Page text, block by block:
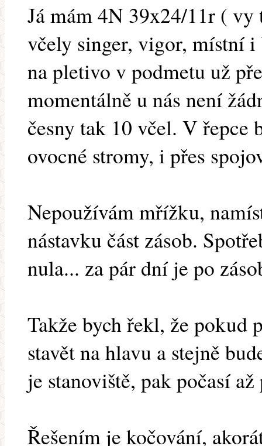
Já mám 4N 39x24/11r ( vy
včely singer, vigor, místní i
na pletivo v podmetu už
momentálně u nás není
česny tak 10 včel. V řepce
ovocné stromy, i přes
Nepoužívám mřížku,
nástavku část zásob.
nula... za pár dní je po
Takže bych řekl, že pokud
stavět na hlavu a stejně
je stanoviště, pak počasí
Řešením je kočování,